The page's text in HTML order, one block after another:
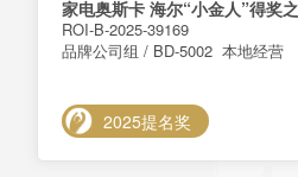
家电奥斯卡 海尔“小金人”得奖
ROI-B-2025-39169
品牌公司组 / BD-5002 本地经营
2025提名奖